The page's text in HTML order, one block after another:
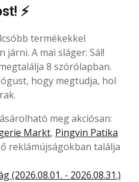
⚡
termékekkel
járni. A mai sláger: Sál!
8 szórólapban.
hogy megtudja, hol
meg akciósan:
Markt, Pingvin Patika
reklámújságokban találja
(2026.08.01. - 2026.08.31.)